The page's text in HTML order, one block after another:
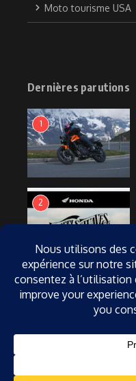
Moto tourisme USA
Dernières parutions
1
2
3